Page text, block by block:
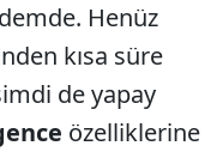
Henüz
kısa süre
de yapay
özelliklerine